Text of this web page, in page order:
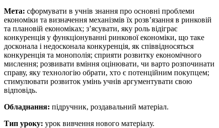
Мета: сформувати в учнів знання про основні проблеми
економіки та визначення механізмів їх розв’язання в ринковій
та плановій економіках; з’ясувати, яку роль відіграє
конкуренція у функціонуванні ринкової економіки, що таке
досконала і недосконала конкуренція, як співвідносяться
конкуренція та монополія; сприяти розвитку економічного
мислення; розвивати вміння оцінювати, чи варто розпочинати
справу, яку технологію обрати, хто є потенційним покупцем;
стимулювати розвиток умінь учнів аргументувати свою
відповідь.
Обладнання: підручник, роздавальний матеріал.
Тип уроку: урок вивчення нового матеріалу.